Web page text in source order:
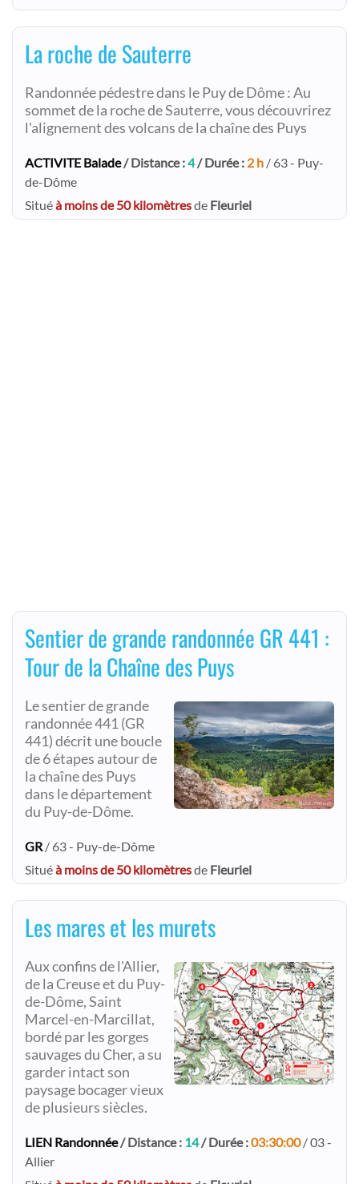
La roche de Sauterre
Randonnée pédestre dans le Puy de Dôme : Au
sommet de la roche de Sauterre, vous découvrirez
l'alignement des volcans de la chaîne des Puys
ACTIVITE Balade/ Distance :4/ Durée : 2 h / 63 - Puy-
de-Dôme
Situéà moins de 50 kilomètresde Fleuriel
Sentier de grande randonnée GR 441 :
Tour de la Chaîne des Puys
Le sentier de grande
randonnée 441 (GR
441) décrit une boucle
de 6 étapes autour de
la chaîne des Puys
dans le département
du Puy-de-Dôme.
GR / 63 - Puy-de-Dôme
Situéà moins de 50 kilomètresde Fleuriel
Les mares et les murets
Aux confins de l'Allier,
de la Creuse et du Puy-
de-Dôme, Saint
Marcel-en-Marcillat,
bordé par les gorges
sauvages du Cher, a su
garder intact son
paysage bocager vieux
de plusieurs siècles.​
LIEN Randonnée/ Distance : 14/ Durée :03:30:00/ 03 -
Allier